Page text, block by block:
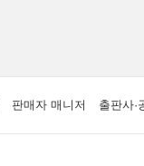
판매자 매니저 출판사·